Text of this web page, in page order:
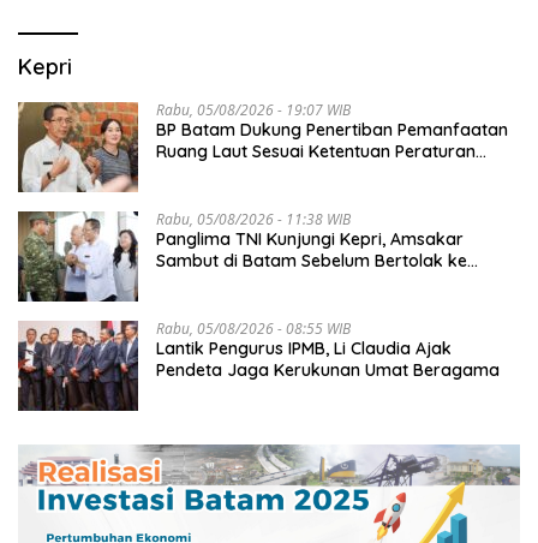
Kepri
Rabu, 05/08/2026 - 19:07 WIB
BP Batam Dukung Penertiban Pemanfaatan
Ruang Laut Sesuai Ketentuan Peraturan
Rabu, 05/08/2026 - 11:38 WIB
Panglima TNI Kunjungi Kepri, Amsakar
Sambut di Batam Sebelum Bertolak ke
Rabu, 05/08/2026 - 08:55 WIB
Lantik Pengurus IPMB, Li Claudia Ajak
Pendeta Jaga Kerukunan Umat Beragama